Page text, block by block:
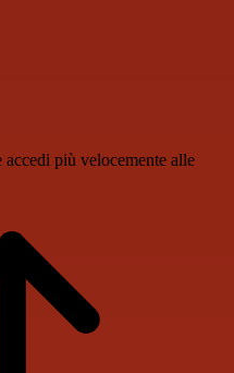
più velocemente alle